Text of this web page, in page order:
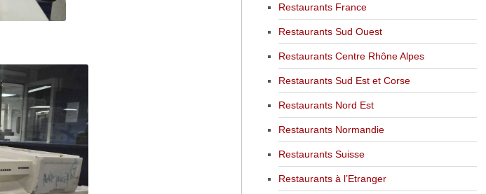
Restaurants France
Restaurants Sud Ouest
Restaurants Centre Rhône Alpes
Restaurants Sud Est et Corse
Restaurants Nord Est
Restaurants Normandie
Restaurants Suisse
Restaurants à l’Etranger